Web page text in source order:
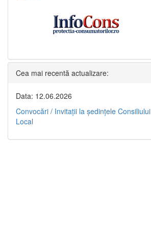
Cea mai recentă actualizare:
Data: 12.06.2026
Convocări / Invitaţii la şedinţele Consiliului
Local